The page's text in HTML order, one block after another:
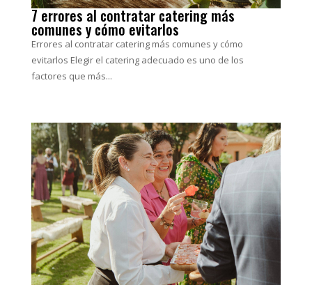
7 errores al contratar catering más
comunes y cómo evitarlos
Errores al contratar catering más comunes y cómo
evitarlos Elegir el catering adecuado es uno de los
factores que más...